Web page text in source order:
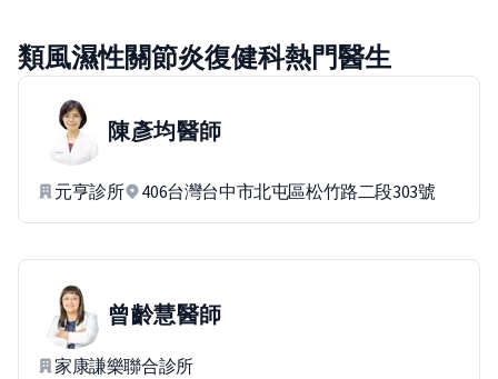
類風濕性關節炎復健科熱門醫生
陳彥均醫師
元亨診所 406台灣台中市北屯區松竹路二段303號
曾齡慧醫師
家康謙樂聯合診所